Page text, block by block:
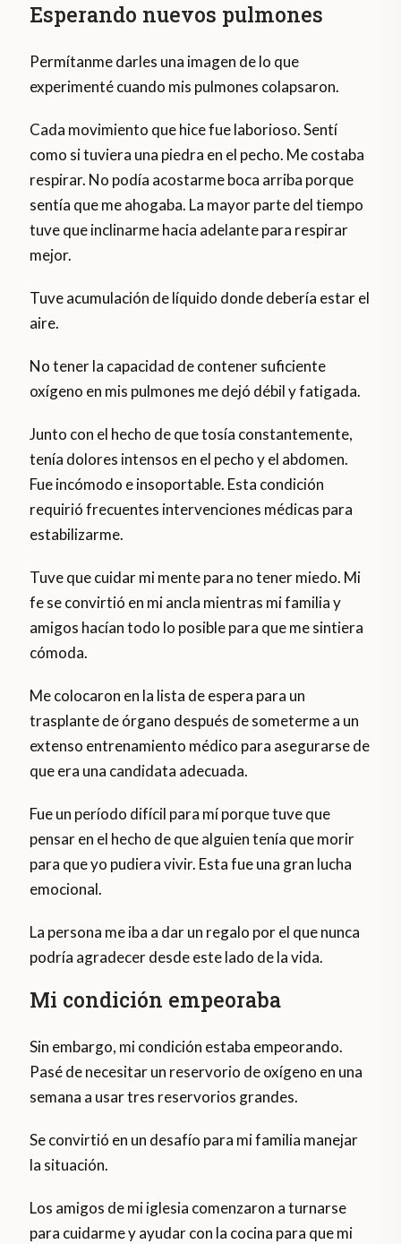
Esperando nuevos pulmones
Permítanme darles una imagen de lo que
experimenté cuando mis pulmones colapsaron.
Cada movimiento que hice fue laborioso. Sentí
como si tuviera una piedra en el pecho. Me costaba
respirar. No podía acostarme boca arriba porque
sentía que me ahogaba. La mayor parte del tiempo
tuve que inclinarme hacia adelante para respirar
mejor.
Tuve acumulación de líquido donde debería estar el
aire.
No tener la capacidad de contener suficiente
oxígeno en mis pulmones me dejó débil y fatigada.
Junto con el hecho de que tosía constantemente,
tenía dolores intensos en el pecho y el abdomen.
Fue incómodo e insoportable. Esta condición
requirió frecuentes intervenciones médicas para
estabilizarme.
Tuve que cuidar mi mente para no tener miedo. Mi
fe se convirtió en mi ancla mientras mi familia y
amigos hacían todo lo posible para que me sintiera
cómoda.
Me colocaron en la lista de espera para un
trasplante de órgano después de someterme a un
extenso entrenamiento médico para asegurarse de
que era una candidata adecuada.
Fue un período difícil para mí porque tuve que
pensar en el hecho de que alguien tenía que morir
para que yo pudiera vivir. Esta fue una gran lucha
emocional.
La persona me iba a dar un regalo por el que nunca
podría agradecer desde este lado de la vida.
Mi condición empeoraba
Sin embargo, mi condición estaba empeorando.
Pasé de necesitar un reservorio de oxígeno en una
semana a usar tres reservorios grandes.
Se convirtió en un desafío para mi familia manejar
la situación.
Los amigos de mi iglesia comenzaron a turnarse
para cuidarme y ayudar con la cocina para que mi